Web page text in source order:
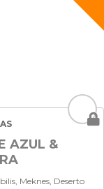
AZUL &
Meknes, Deserto